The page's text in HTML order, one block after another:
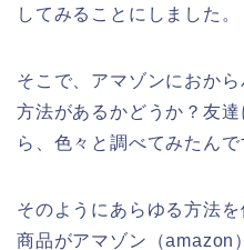
してみることにしました。
そこで、アマゾンにおか
方法があるかどうか？友
ら、色々と調べてみたんで
そのようにあらゆる方法
商品がアマゾン（amazon